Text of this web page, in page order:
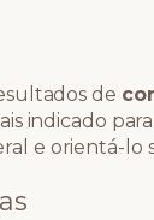
de
indicado
e orientá-lo